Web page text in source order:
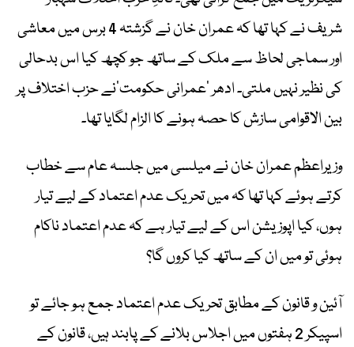
شریف نے کہا تھا کہ عمران خان نے گزشتہ 4 برس میں معاشی
اور سماجی لحاظ سے ملک کے ساتھ جو کچھ کیا اس بدحالی
کی نظیر نہیں ملتی۔ ادھر ’عمرانی حکومت‘نے حزب اختلاف پر
بین الاقوامی سازش کا حصہ ہونے کا الزام لگایا تھا۔
وزیراعظم عمران خان نے میلسی میں جلسہ عام سے خطاب
کرتے ہوئے کہا تھا کہ میں تحریک عدم اعتماد کے لیے تیار
ہوں، کیا اپوزیشن اس کے لیے تیار ہے کہ عدم اعتماد ناکام
ہوئی تو میں ان کے ساتھ کیا کروں گا؟
آئین و قانون کے مطابق تحریک عدم اعتماد جمع ہو جائے تو
اسپیکر 2 ہفتوں میں اجلاس بلانے کے پابند ہیں، قانون کے